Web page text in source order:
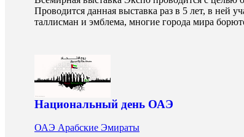
Проводится данная выставка раз в 5 лет, в ней
таллисман и эмблема, многие города мира
Национальный день ОАЭ
ОАЭ Арабские Эмираты